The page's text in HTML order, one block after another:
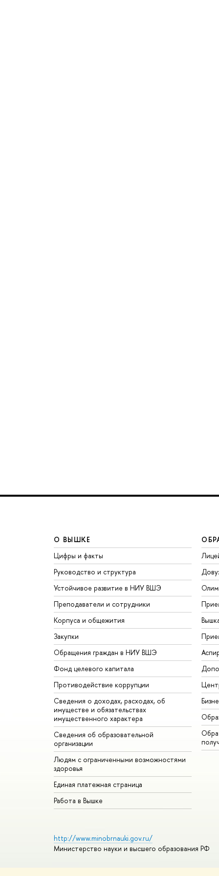
О ВЫШКЕ
Цифры и факты
Руководство и структура
Устойчивое развитие в НИУ ВШЭ
Преподаватели и сотрудники
Корпуса и общежития
Закупки
Обращения граждан в НИУ ВШЭ
Фонд целевого капитала
Противодействие коррупции
Сведения о доходах, расходах, об
имуществе и обязательствах
имущественного характера
Сведения об образовательной
организации
Людям с ограниченными возможностями
здоровья
Единая платежная страница
Работа в Вышке
http://www.minobrnauki.gov.ru/
Министерство науки и высшего образования РФ